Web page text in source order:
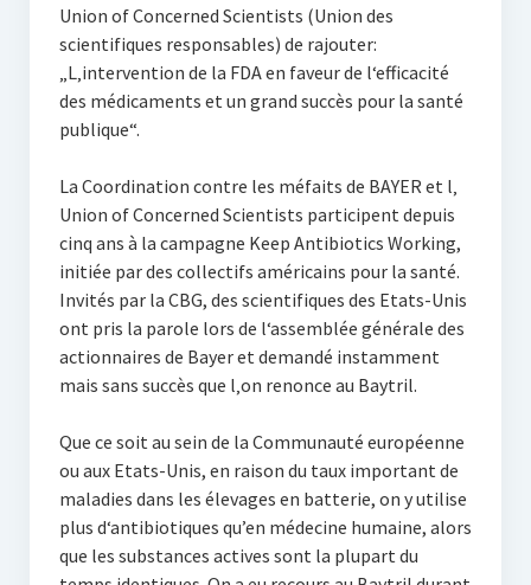
Union of Concerned Scientists (Union des
scientifiques responsables) de rajouter:
„L‚intervention de la FDA en faveur de l‘efficacité
des médicaments et un grand succès pour la santé
publique“.
La Coordination contre les méfaits de BAYER et l‚
Union of Concerned Scientists participent depuis
cinq ans à la campagne Keep Antibiotics Working,
initiée par des collectifs américains pour la santé.
Invités par la CBG, des scientifiques des Etats-Unis
ont pris la parole lors de l‘assemblée générale des
actionnaires de Bayer et demandé instamment
mais sans succès que l‚on renonce au Baytril.
Que ce soit au sein de la Communauté européenne
ou aux Etats-Unis, en raison du taux important de
maladies dans les élevages en batterie, on y utilise
plus d‘antibiotiques qu’en médecine humaine, alors
que les substances actives sont la plupart du